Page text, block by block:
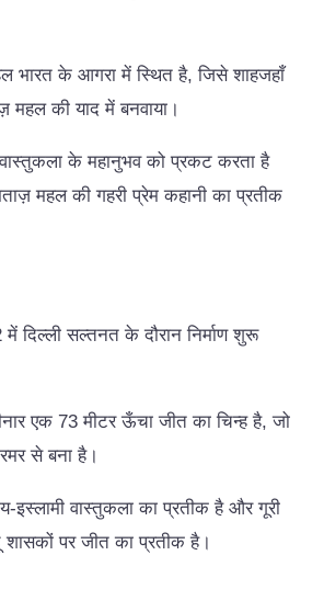
भारत के आगरा में स्थित है, जिसे शाहजहाँ
महल की याद में बनवाया।
के महानुभव को प्रकट करता है
महल की गहरी प्रेम कहानी का प्रतीक
दिल्ली सल्तनत के दौरान निर्माण शुरू
एक 73 मीटर ऊँचा जीत का चिन्ह है, जो
से बना है।
इस्लामी वास्तुकला का प्रतीक है और गूरी
शासकों पर जीत का प्रतीक है।